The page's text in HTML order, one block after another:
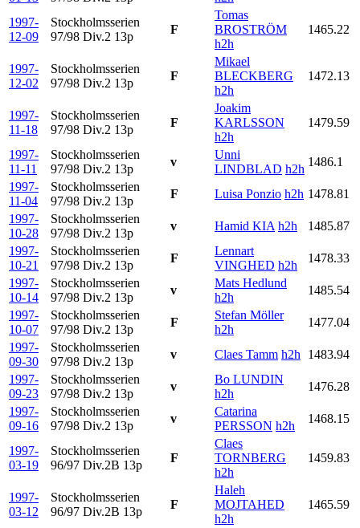
1997-
12-09
Stockholmsserien
97/98 Div.2 13p
F
Tomas
BROSTRÖM
h2h
1465.22
1997-
12-02
Stockholmsserien
97/98 Div.2 13p
F
Mikael
BLECKBERG
h2h
1472.13
1997-
11-18
Stockholmsserien
97/98 Div.2 13p
F
Joakim
KARLSSON
h2h
1479.59
1997-
11-11
Stockholmsserien
97/98 Div.2 13p
v
Unni
LINDBLAD h2h
1486.1
1997-
11-04
Stockholmsserien
97/98 Div.2 13p
F Luisa Ponzio h2h 1478.81
1997-
10-28
Stockholmsserien
97/98 Div.2 13p
v Hamid KIA h2h
1485.87
1997-
10-21
Stockholmsserien
97/98 Div.2 13p
F
Lennart
VINGHED h2h
1478.33
1997-
10-14
Stockholmsserien
97/98 Div.2 13p
v
Mats Hedlund
h2h
1485.54
1997-
10-07
Stockholmsserien
97/98 Div.2 13p
F
Stefan Möller
h2h
1477.04
1997-
09-30
Stockholmsserien
97/98 Div.2 13p
v Claes Tamm h2h
1483.94
1997-
09-23
Stockholmsserien
97/98 Div.2 13p
v
Bo LUNDIN
h2h
1476.28
1997-
09-16
Stockholmsserien
97/98 Div.2 13p
v
Catarina
PERSSON h2h
1468.15
1997-
03-19
Stockholmsserien
96/97 Div.2B 13p
F
Claes
TORNBERG
h2h
1459.83
1997-
03-12
Stockholmsserien
96/97 Div.2B 13p
F
Haleh
MOJTAHED
h2h
1465.59